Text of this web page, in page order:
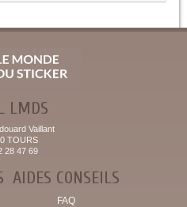
LMDS
Vaillant
TOURS
28 47 69
AIDES CONSEILS
FAQ